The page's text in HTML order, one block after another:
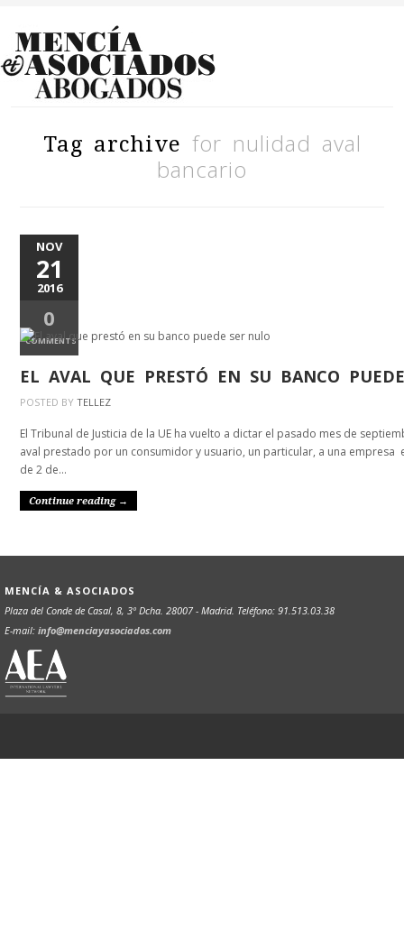
Tag archive for nulidad aval
bancario
NOV
21
2016
0
COMMENTS
EL AVAL QUE PRESTÓ EN SU BANCO
POSTED BY TELLEZ
El Tribunal de Justicia de la UE ha vuelto a dictar el pasado mes de
aval prestado por un consumidor y usuario, un particular, a una empresa
de 2 de…
Continue reading →
MENCÍA & ASOCIADOS
Plaza del Conde de Casal, 8, 3º Dcha. 28007 - Madrid. Teléfono: 91.513.03.38
E-mail: info@menciayasociados.com